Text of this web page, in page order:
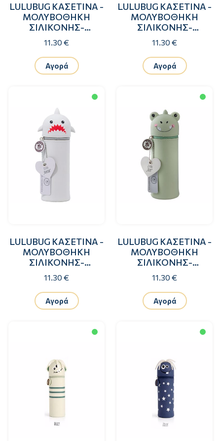
LULUBUG ΚΑΣΕΤΙΝΑ -
ΜΟΛΥΒΟΘΗΚΗ
ΣΙΛΙΚΟΝΗΣ-
ΚΟΤΟΠΟΥΛΑΚΙ
11.30 €
Αγορά
LULUBUG ΚΑΣΕΤΙΝΑ -
ΜΟΛΥΒΟΘΗΚΗ
ΣΙΛΙΚΟΝΗΣ-
ΛΑΓΟΥΔΑΚΙ
11.30 €
Αγορά
LULUBUG ΚΑΣΕΤΙΝΑ -
ΜΟΛΥΒΟΘΗΚΗ
ΣΙΛΙΚΟΝΗΣ-
ΚΑΡΧΑΡΙΑΣ
11.30 €
Αγορά
LULUBUG ΚΑΣΕΤΙΝΑ -
ΜΟΛΥΒΟΘΗΚΗ
ΣΙΛΙΚΟΝΗΣ-
ΔΕΙΝΟΣΑΥΡΑΚΙ
11.30 €
Αγορά